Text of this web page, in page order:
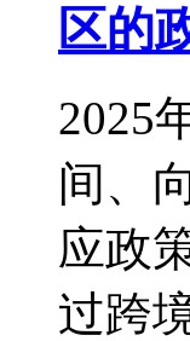
区的
2025
间、
应政
过跨